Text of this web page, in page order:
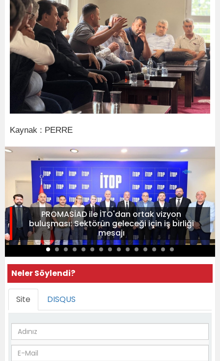
Kaynak : PERRE
PROMASİAD ile İTO'dan ortak vizyon
buluşması: Sektörün geleceği için iş birliği
mesajı
Neler Söylendi?
Site DISQUS